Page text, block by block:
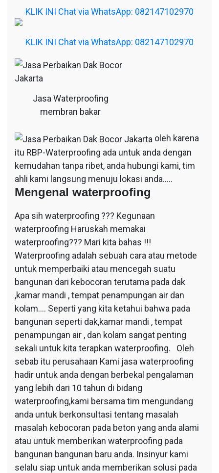
KLIK INI Chat via WhatsApp: 082147102970
KLIK INI Chat via WhatsApp: 082147102970
Jasa Waterproofing
membran bakar
oleh karena
itu RBP-Waterproofing ada untuk anda dengan
kemudahan tanpa ribet, anda hubungi kami, tim
ahli kami langsung menuju lokasi anda…..
Mengenal waterproofing
Apa sih waterproofing ??? Kegunaan
waterproofing Haruskah memakai
waterproofing??? Mari kita bahas !!!
Waterproofing adalah sebuah cara atau metode
untuk memperbaiki atau mencegah suatu
bangunan dari kebocoran terutama pada dak
,kamar mandi , tempat penampungan air dan
kolam…. Seperti yang kita ketahui bahwa pada
bangunan seperti dak,kamar mandi , tempat
penampungan air , dan kolam sangat penting
sekali untuk kita terapkan waterproofing. Oleh
sebab itu perusahaan Kami jasa waterproofing
hadir untuk anda dengan berbekal pengalaman
yang lebih dari 10 tahun di bidang
waterproofing,kami bersama tim mengundang
anda untuk berkonsultasi tentang masalah
masalah kebocoran pada beton yang anda alami
atau untuk memberikan waterproofing pada
bangunan bangunan baru anda. Insinyur kami
selalu siap untuk anda memberikan solusi pada